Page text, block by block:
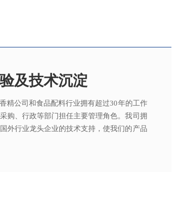
及技术沉淀
精公司和食品配料行业拥有超过30年的工作
购、行政等部门担任主要管理角色。我司拥
外行业龙头企业的技术支持，使我们的产品
供适合、满意，高性价比的高品质香精。
理体系及ISO22000：2018 食品安全管理体
事香精香料在各类产品中的开发应用，能高
以及缩短交货期的需求。